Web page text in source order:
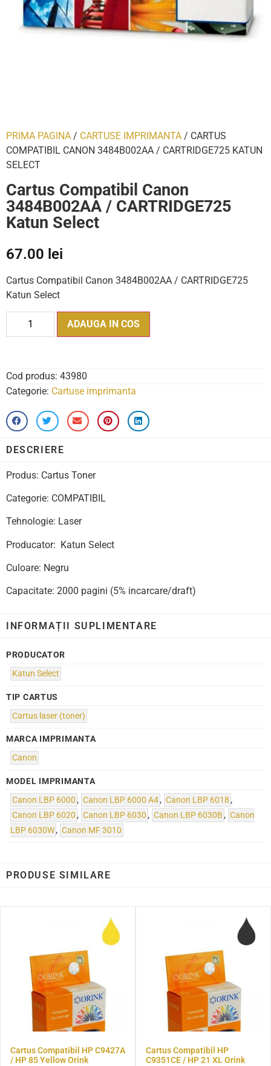
PRIMA PAGINA / CARTUSE IMPRIMANTA / CARTUS
COMPATIBIL CANON 3484B002AA / CARTRIDGE725 KATUN
SELECT
Cartus Compatibil Canon
3484B002AA / CARTRIDGE725
Katun Select
67.00 lei
Cartus Compatibil Canon 3484B002AA / CARTRIDGE725
Katun Select
ADAUGA IN COS
Cod produs: 43980
Categorie: Cartuse imprimanta
DESCRIERE
Produs: Cartus Toner
Categorie: COMPATIBIL
Tehnologie: Laser
Producator: Katun Select
Culoare: Negru
Capacitate: 2000 pagini (5% incarcare/draft)
INFORMAȚII SUPLIMENTARE
PRODUCATOR
Katun Select
TIP CARTUS
Cartus laser (toner)
MARCA IMPRIMANTA
Canon
MODEL IMPRIMANTA
Canon LBP 6000 , Canon LBP 6000 A4, Canon LBP 6018 ,
Canon LBP 6020 , Canon LBP 6030 , Canon LBP 6030B , Canon
LBP 6030W, Canon MF 3010
PRODUSE SIMILARE
Cartus Compatibil HP C9427A
/ HP 85 Yellow Orink
Cartus Compatibil HP
C9351CE / HP 21 XL Orink